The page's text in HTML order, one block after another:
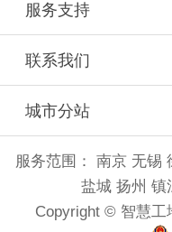
服务支持
联系我们
城市分站
服务范围： 南京 无锡
盐城 扬州 镇
Copyright © 智慧工